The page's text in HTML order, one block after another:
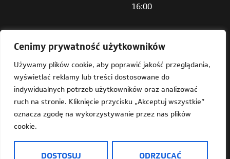
Cenimy prywatność użytkowników
Używamy plików cookie, aby poprawić jakość przeglądania,
wyświetlać reklamy lub treści dostosowane do
indywidualnych potrzeb użytkowników oraz analizować
ruch na stronie. Kliknięcie przycisku „Akceptuj wszystkie”
oznacza zgodę na wykorzystywanie przez nas plików
cookie.
DOSTOSUJ ODRZUCAĆ
16:00
Deklaracja dostępności
Mapa strony
Dostępność
Informacja o Plus Jeden w języku prostym do czytania